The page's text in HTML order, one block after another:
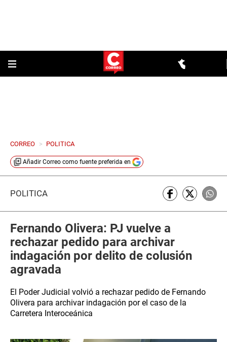
CORREO > POLITICA
Añadir Correo como fuente preferida en
POLÍTICA
Fernando Olivera: PJ vuelve a
rechazar pedido para archivar
indagación por delito de colusión
agravada
El Poder Judicial volvió a rechazar pedido de Fernando
Olivera para archivar indagación por el caso de la
Carretera Interoceánica